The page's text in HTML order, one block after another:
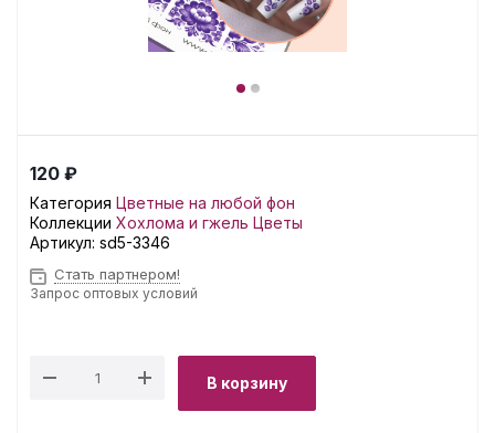
120 ₽
Категория Цветные на любой фон
Коллекции Хохлома и гжель Цветы
Артикул: sd5-3346
Стать партнером!
Запрос оптовых условий
В корзину